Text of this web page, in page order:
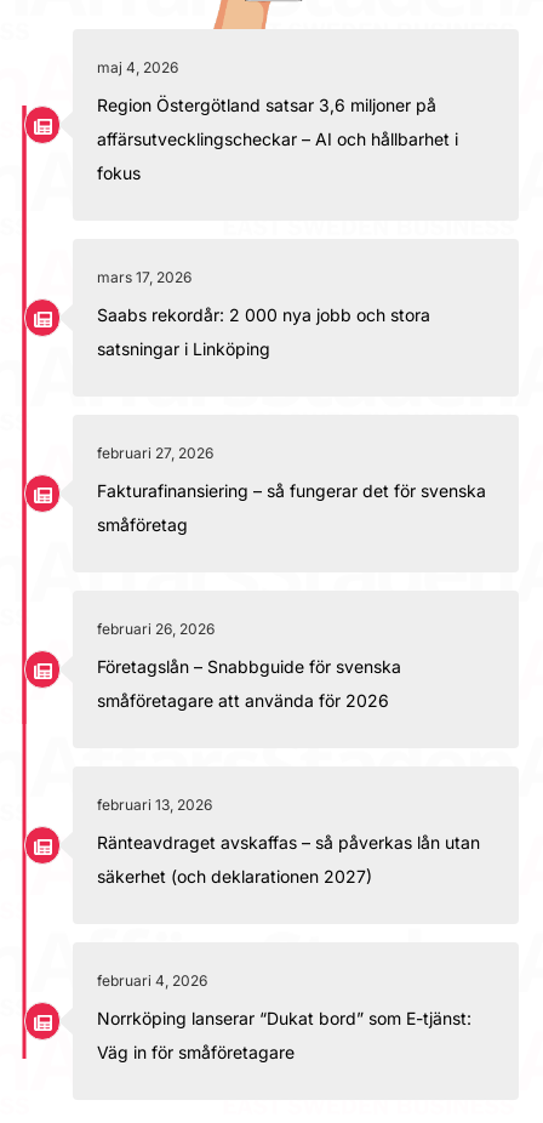
maj 4, 2026
Region Östergötland satsar 3,6 miljoner på
affärsutvecklingscheckar – AI och hållbarhet i
fokus
mars 17, 2026
Saabs rekordår: 2 000 nya jobb och stora
satsningar i Linköping
februari 27, 2026
Fakturafinansiering – så fungerar det för svenska
småföretag
februari 26, 2026
Företagslån – Snabbguide för svenska
småföretagare att använda för 2026
februari 13, 2026
Ränteavdraget avskaffas – så påverkas lån utan
säkerhet (och deklarationen 2027)
februari 4, 2026
Norrköping lanserar “Dukat bord” som E-tjänst:
Väg in för småföretagare